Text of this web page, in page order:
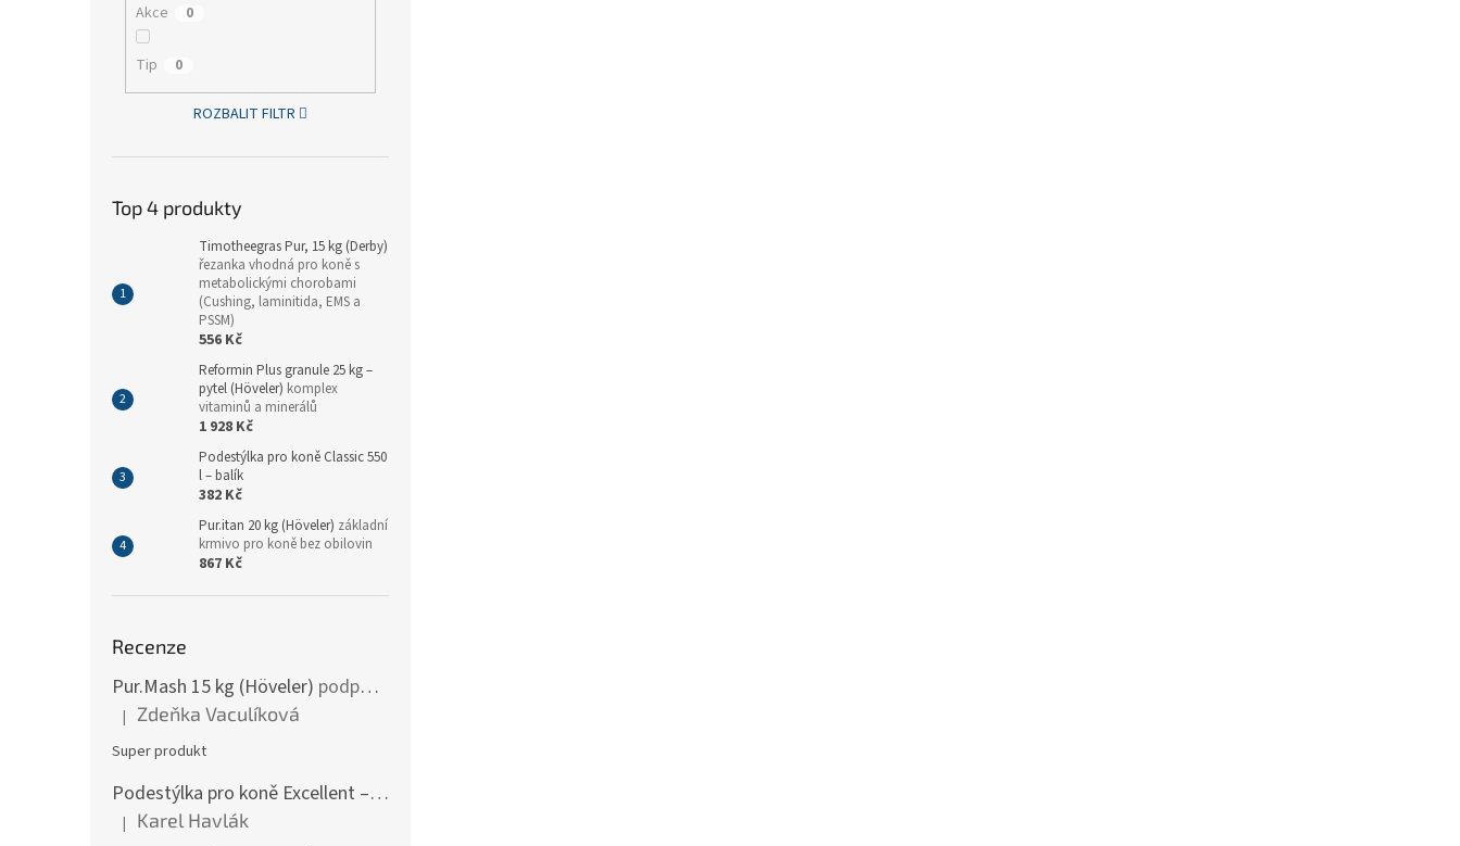
Akce 0
Tip 0
ROZBALIT FILTR
Top 4 produkty
Timotheegras Pur, 15 kg (Derby)
řezanka vhodná pro koně s
metabolickými chorobami
(Cushing, laminitida, EMS a
PSSM)
556 Kč
Reformin Plus granule 25 kg –
pytel (Höveler) komplex
vitaminů a minerálů
1 928 Kč
Podestýlka pro koně Classic 550
l – balík
382 Kč
Pur.itan 20 kg (Höveler) základní
krmivo pro koně bez obilovin
867 Kč
Recenze
Pur.Mash 15 kg (Höveler) podpora žaludku a střev
Hodnocení produktu je 5 z 5 hvězdiček.
| Zdeňka Vaculíková
Super produkt
Podestýlka pro koně Excellent – paleta 18 balíků
Hodnocení produktu je 1 z 5 hvězdiček.
| Karel Havlák